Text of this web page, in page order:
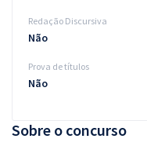
Sobre o concurso
Redação Discursiva
Não
Prova de títulos
Não